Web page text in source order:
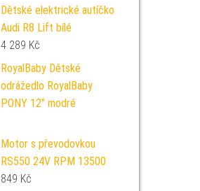
Dětské elektrické autíčko
Audi R8 Lift bílé
4 289 Kč
RoyalBaby Dětské
odrážedlo RoyalBaby
PONY 12" modré
Motor s převodovkou
RS550 24V RPM 13500
849 Kč